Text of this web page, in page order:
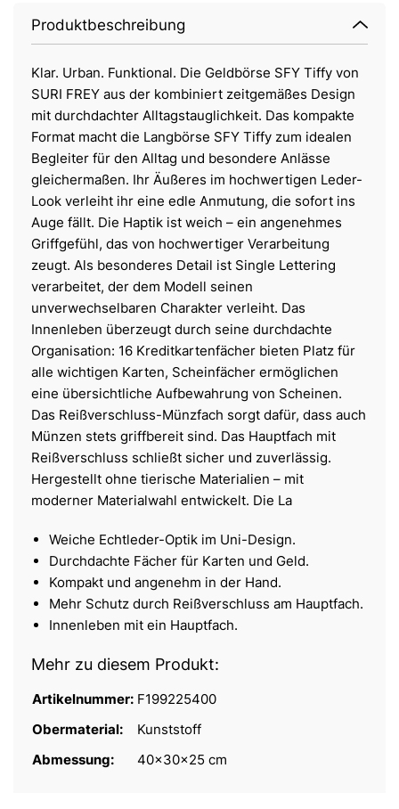
Produktbeschreibung
Klar. Urban. Funktional. Die Geldbörse SFY Tiffy von
SURI FREY aus der kombiniert zeitgemäßes Design
mit durchdachter Alltagstauglichkeit. Das kompakte
Format macht die Langbörse SFY Tiffy zum idealen
Begleiter für den Alltag und besondere Anlässe
gleichermaßen. Ihr Äußeres im hochwertigen Leder-
Look verleiht ihr eine edle Anmutung, die sofort ins
Auge fällt. Die Haptik ist weich – ein angenehmes
Griffgefühl, das von hochwertiger Verarbeitung
zeugt. Als besonderes Detail ist Single Lettering
verarbeitet, der dem Modell seinen
unverwechselbaren Charakter verleiht. Das
Innenleben überzeugt durch seine durchdachte
Organisation: 16 Kreditkartenfächer bieten Platz für
alle wichtigen Karten, Scheinfächer ermöglichen
eine übersichtliche Aufbewahrung von Scheinen.
Das Reißverschluss-Münzfach sorgt dafür, dass auch
Münzen stets griffbereit sind. Das Hauptfach mit
Reißverschluss schließt sicher und zuverlässig.
Hergestellt ohne tierische Materialien – mit
moderner Materialwahl entwickelt. Die La
Weiche Echtleder-Optik im Uni-Design.
Durchdachte Fächer für Karten und Geld.
Kompakt und angenehm in der Hand.
Mehr Schutz durch Reißverschluss am Hauptfach.
Innenleben mit ein Hauptfach.
Mehr zu diesem Produkt:
Artikelnummer: F199225400
Obermaterial:
Kunststoff
Abmessung:
40x30x25 cm